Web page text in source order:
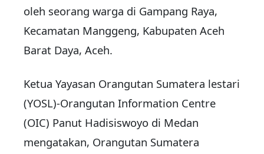
oleh seorang warga di Gampang Raya,
Kecamatan Manggeng, Kabupaten Aceh
Barat Daya, Aceh.
Ketua Yayasan Orangutan Sumatera lestari
(YOSL)-Orangutan Information Centre
(OIC) Panut Hadisiswoyo di Medan
mengatakan, Orangutan Sumatera